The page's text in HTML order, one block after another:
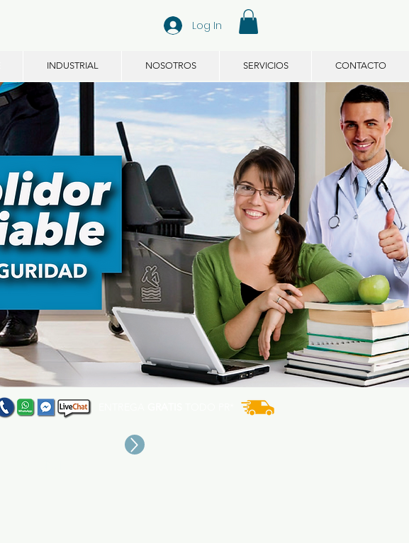
Log In
INDUSTRIAL NOSOTROS SERVICIOS CONTACTO